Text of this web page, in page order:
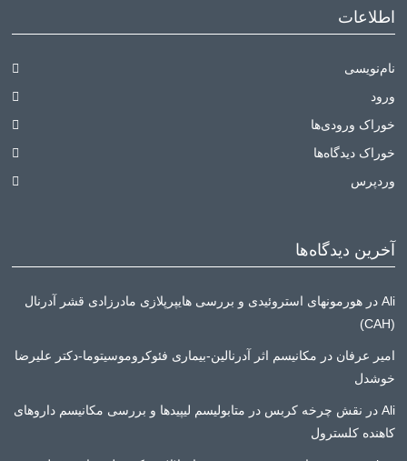
اطلاعات
نام‌نویسی
ورود
خوراک ورودی‌ها
خوراک دیدگاه‌ها
وردپرس
آخرین دیدگاه‌ها
Ali در هورمونهای استروئیدی و بررسی هایپرپلازی مادرزادی قشر آدرنال
(CAH)
امیر عرفان در مکانیسم اثر آدرنالین-بیماری فئوکروموسیتوما-دکتر علیرضا
خوشدل
Ali در نقش چرخه کربس در متابولیسم لیپیدها و بررسی مکانیسم داروهای
کاهنده کلسترول